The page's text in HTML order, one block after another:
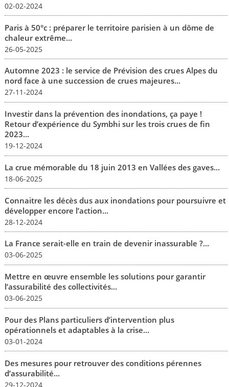
02-02-2024
Paris à 50°c : préparer le territoire parisien à un dôme de
chaleur extrême...
26-05-2025
Automne 2023 : le service de Prévision des crues Alpes du
nord face à une succession de crues majeures...
27-11-2024
Investir dans la prévention des inondations, ça paye !
Retour d’expérience du Symbhi sur les trois crues de fin
2023...
19-12-2024
La crue mémorable du 18 juin 2013 en Vallées des gaves...
18-06-2025
Connaitre les décès dus aux inondations pour poursuivre et
développer encore l’action...
28-12-2024
La France serait-elle en train de devenir inassurable ?...
03-06-2025
Mettre en œuvre ensemble les solutions pour garantir
l’assurabilité des collectivités...
03-06-2025
Pour des Plans particuliers d’intervention plus
opérationnels et adaptables à la crise...
03-01-2024
Des mesures pour retrouver des conditions pérennes
d’assurabilité...
29-12-2024